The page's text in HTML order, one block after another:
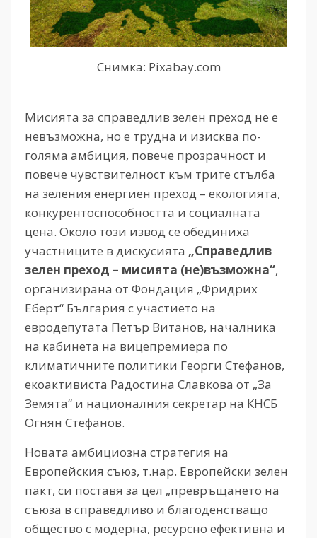
Снимка: Pixabay.com
Мисията за справедлив зелен преход не е
невъзможна, но е трудна и изисква по-
голяма амбиция, повече прозрачност и
повече чувствителност към трите стълба
на зеления енергиен преход – екологията,
конкурентоспособността и социалната
цена. Около този извод се обединиха
участниците в дискусията „Справедлив
зелен преход – мисията (не)възможна“,
организирана от Фондация „Фридрих
Еберт“ България с участието на
евродепутата Петър Витанов, началника
на кабинета на вицепремиера по
климатичните политики Георги Стефанов,
екоактивиста Радостина Славкова от „За
Земята“ и националния секретар на КНСБ
Огнян Стефанов.
Новата амбициозна стратегия на
Европейския съюз, т.нар. Европейски зелен
пакт, си поставя за цел „превръщането на
съюза в справедливо и благоденстващо
общество с модерна, ресурсно ефективна и